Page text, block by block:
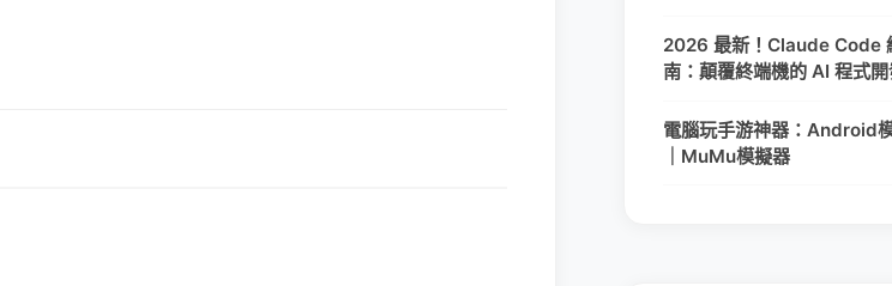
2026 最新！Claude Code
南：顛覆終端機的 AI 程式
電腦玩手游神器：Android
｜MuMu模擬器